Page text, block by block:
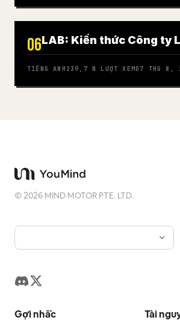
06LAB: Kiến thức Công ty
TIẾNG ANH 239,7 N LƯỢT XEM07 THG 8,
©2026 MIND MOTOR PTE. LTD.
Gợi nhắc Tài